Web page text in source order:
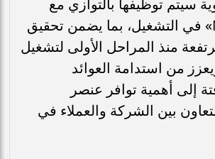
خبرات «MYNT» في التشغيل، بما يضمن تحقيق
منذ المراحل الأولى لتشغيل
من استدامة العوائد
إلى أهمية توافر عنصر
بين الشركة والعملاء في